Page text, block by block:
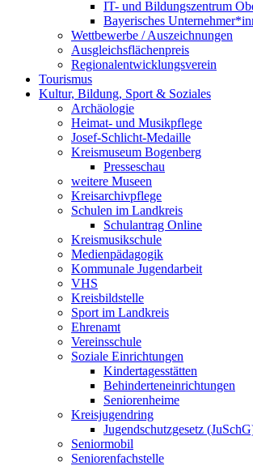
IT- und Bildungszentrum
Bayerisches
Wettbewerbe / Auszeichnungen
Ausgleichsflächenpreis
Regionalentwicklungsverein
Tourismus
Kultur, Bildung, Sport & Soziales
Archäologie
Heimat- und Musikpflege
Josef-Schlicht-Medaille
Kreismuseum Bogenberg
Presseschau
weitere Museen
Kreisarchivpflege
Schulen im Landkreis
Schulantrag Online
Kreismusikschule
Medienpädagogik
Kommunale Jugendarbeit
VHS
Kreisbildstelle
Sport im Landkreis
Ehrenamt
Vereinsschule
Soziale Einrichtungen
Kindertagesstätten
Behinderteneinrichtungen
Seniorenheime
Kreisjugendring
Jugendschutzgesetz
Seniormobil
Seniorenfachstelle